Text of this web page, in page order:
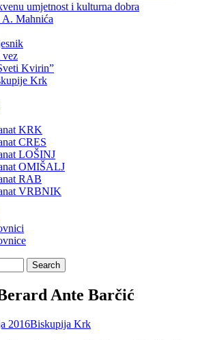
umjetnost i kulturna dobra
A. Mahnića
vez
Kvirin”
Krk
KRK
CRES
LOŠINJ
OMIŠALJ
RAB
VRBNIK
Ante Barčić
2016Author
Biskupija Krk